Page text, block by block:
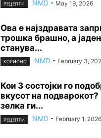
РЕЦЕПТИ NMD - May 19, 2026
Ова е најздравата
трошка брашно, а
станува...
КОРИСНО NMD - February 3,
Кои 3 состојки го
вкусот на
зелка ги...
РЕЦЕПТИ NMD - February 1, 2026